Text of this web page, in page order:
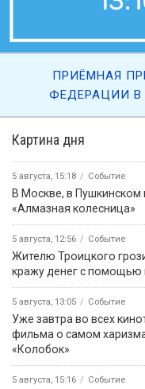
Картина дня
5 августа, 15:18 Событие
В Москве, в Пушкинском
«Алмазная колесница»
5 августа, 12:56 Событие
Жителю Троицкого
кражу денег с помощью
5 августа, 13:05 Событие
Уже завтра во всех
фильма о самом
«Колобок»
5 августа, 15:16 Событие
ПРИЁМНАЯ
ФЕДЕРАЦИИ В